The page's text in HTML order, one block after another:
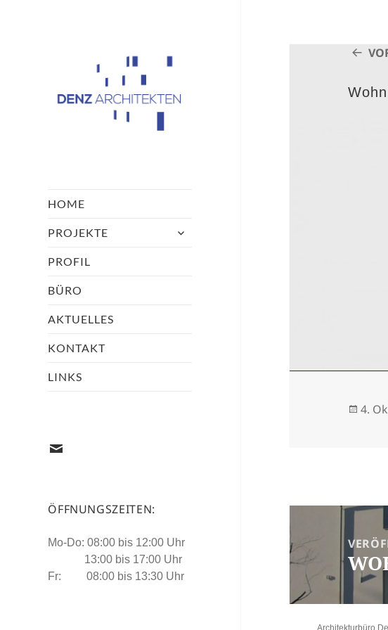
HOME
PROJEKTE
PROFIL
BÜRO
AKTUELLES
KONTAKT
LINKS
mail@architekten-
ÖFFNUNGSZEITEN:
Mo-Do: 08:00 bis 12:00 Uhr
13:00 bis 17:00 Uhr
Fr: 08:00 bis 13:30 Uhr
4.
Beitragsnavigation
Architekturbüro